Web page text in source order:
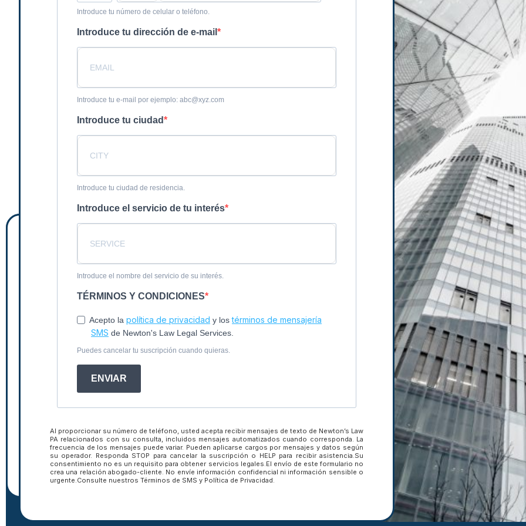
Introduce tu número de celular o teléfono.
Introduce tu dirección de e-mail
Introduce tu e-mail por ejemplo: abc@xyz.com
Introduce tu ciudad
Introduce tu ciudad de residencia.
Introduce el servicio de tu interés
Introduce el nombre del servicio de su interés.
TÉRMINOS Y CONDICIONES
Acepto la política de privacidad y lostérminos de mensajería
SMS de Newton's Law Legal Services.
Puedes cancelar tu suscripción cuando quieras.
ENVIAR
Al proporcionar su número de teléfono, usted acepta recibir mensajes de texto de Newton’s Law
PA relacionados con su consulta, incluidos mensajes automatizados cuando corresponda. La
frecuencia de los mensajes puede variar. Pueden aplicarse cargos por mensajes y datos según
su operador. Responda STOP para cancelar la suscripción o HELP para recibir asistencia.Su
consentimiento no es un requisito para obtener servicios legales.El envío de este formulario no
crea una relación abogado-cliente. No envíe información confidencial ni información sensible o
urgente.Consulte nuestros Términos de SMS y Política de Privacidad.
Suscríbete a nuestro
boletín informativo
Suscríbete a nuestra
novedades.
Introduce tu dirección
de e-mail para
suscribirte
Introduce tu dirección de e-
SUSCRIBIRSE